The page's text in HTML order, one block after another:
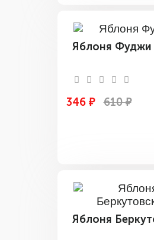
Яблоня Фуджи
346 ₽ 610 ₽
Яблоня